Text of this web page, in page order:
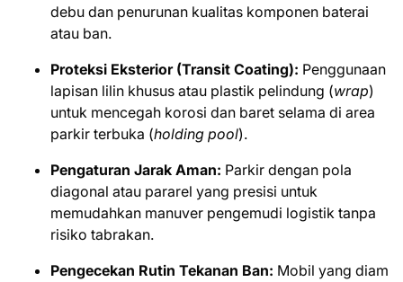
debu dan penurunan kualitas komponen baterai
atau ban.
Proteksi Eksterior (Transit Coating): Penggunaan
lapisan lilin khusus atau plastik pelindung (wrap)
untuk mencegah korosi dan baret selama di area
parkir terbuka (holding pool).
Pengaturan Jarak Aman: Parkir dengan pola
diagonal atau pararel yang presisi untuk
memudahkan manuver pengemudi logistik tanpa
risiko tabrakan.
Pengecekan Rutin Tekanan Ban: Mobil yang diam